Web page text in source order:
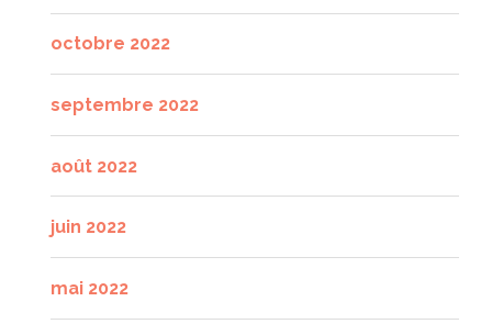
octobre 2022
septembre 2022
août 2022
juin 2022
mai 2022